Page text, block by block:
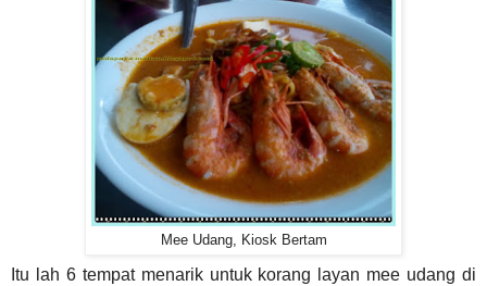
Mee Udang, Kiosk Bertam
Itu lah 6 tempat menarik untuk korang layan mee udang di